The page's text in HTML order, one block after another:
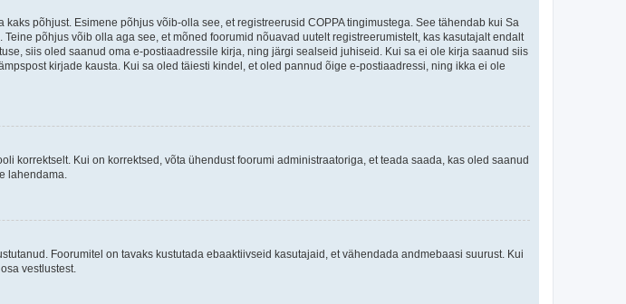
põhjust. Esimene põhjus võib-olla see, et registreerusid COPPA tingimustega. See tähendab kui Sa
põhjus võib olla aga see, et mõned foorumid nõuavad uutelt registreerumistelt, kas kasutajalt endalt
siis oled saanud oma e-postiaadressile kirja, ning järgi sealseid juhiseid. Kui sa ei ole kirja saanud siis
kirjade kausta. Kui sa oled täiesti kindel, et oled pannud õige e-postiaadressi, ning ikka ei ole
korrektselt. Kui on korrektsed, võta ühendust foorumi administraatoriga, et teada saada, kas oled saanud
lahendama.
Foorumitel on tavaks kustutada ebaaktiivseid kasutajaid, et vähendada andmebaasi suurust. Kui
vestlustest.